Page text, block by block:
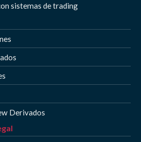
sistemas de trading
Derivados